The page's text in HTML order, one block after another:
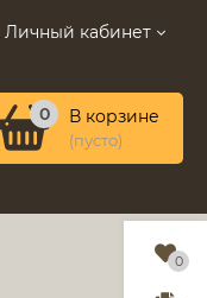
Личный кабинет
0 В корзине
(пусто)
0